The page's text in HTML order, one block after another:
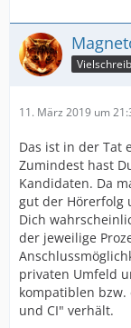
11. März 2019 um
Das ist in der Tat
Zumindest hast
Kandidaten. Da
gut der Hörerfolg
Dich
der jeweilige
privaten Umfeld
kompatiblen
und CI" verhält.